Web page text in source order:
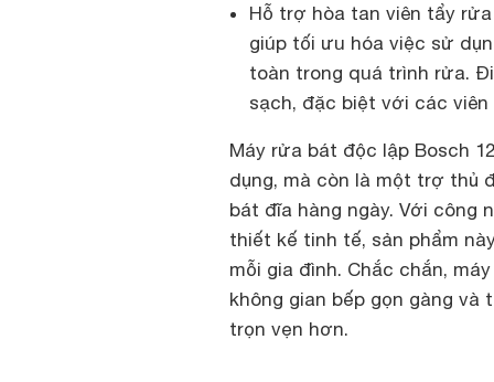
Hỗ trợ hòa tan viên tẩy
giúp tối ưu hóa việc sử
toàn trong quá trình rửa.
sạch, đặc biệt với các
Máy rửa bát độc lập Bosch
dụng, mà còn là một trợ thủ
bát đĩa hàng ngày. Với công
thiết kế tinh tế, sản phẩm
mỗi gia đình. Chắc chắn,
không gian bếp gọn gàng
trọn vẹn hơn.